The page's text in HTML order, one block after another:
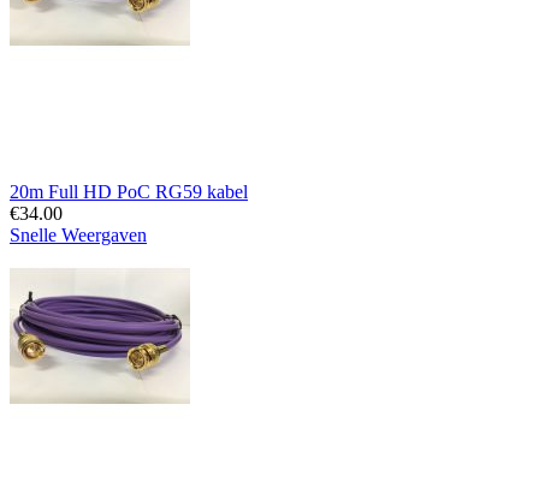
20m Full HD PoC RG59 kabel
€34.00
Snelle Weergaven